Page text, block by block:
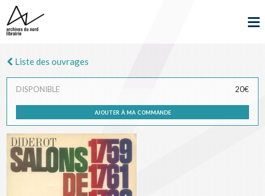
Liste des ouvrages
DISPONIBLE 20€
ajouter à ma commande